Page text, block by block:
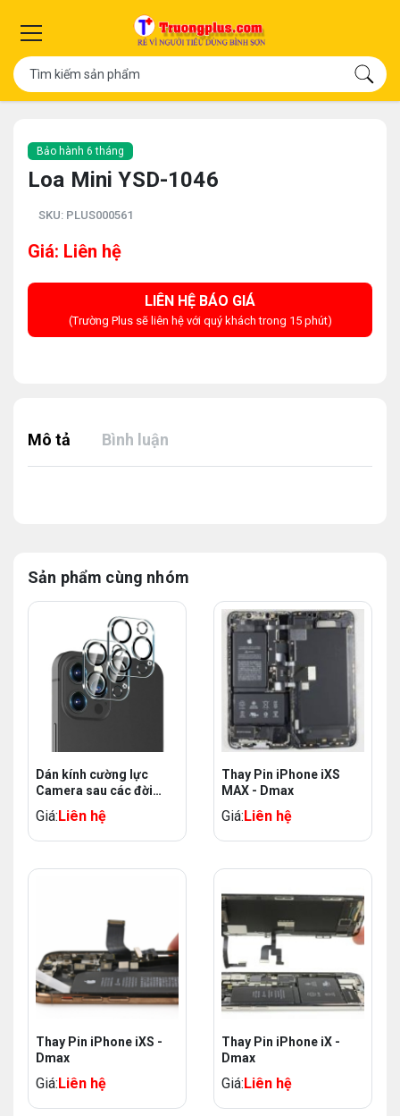
Bảo hành 6 tháng
Loa Mini YSD-1046
SKU: PLUS000561
Giá: Liên hệ
LIÊN HỆ BÁO GIÁ
(Trường Plus sẽ liên hệ với quý khách trong 15 phút)
Mô tả Bình luận
Sản phẩm cùng nhóm
Dán kính cường lực
Camera sau các đời
Giá:Liên hệ
Thay Pin iPhone iXS
MAX - Dmax
Giá:Liên hệ
Thay Pin iPhone iXS -
Dmax
Giá:Liên hệ
Thay Pin iPhone iX -
Dmax
Giá:Liên hệ